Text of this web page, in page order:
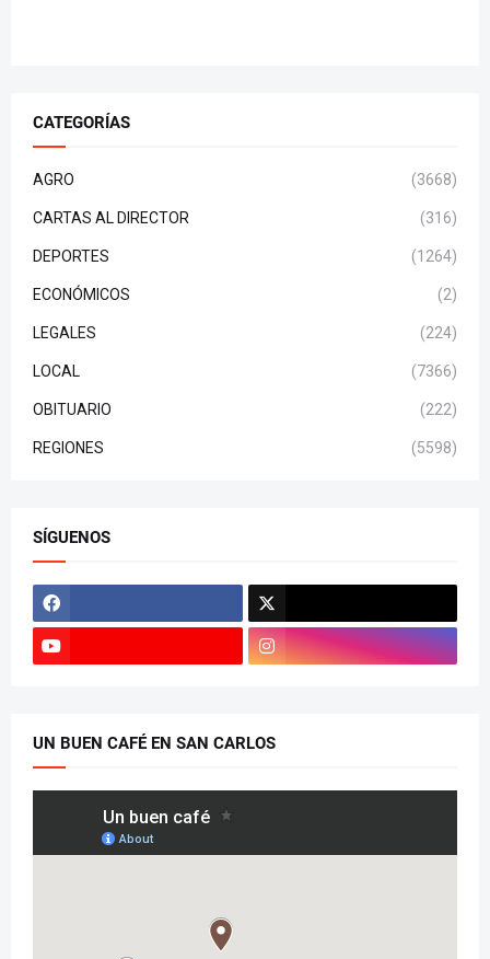
CATEGORÍAS
AGRO (3668)
CARTAS AL DIRECTOR (316)
DEPORTES (1264)
ECONÓMICOS (2)
LEGALES (224)
LOCAL (7366)
OBITUARIO (222)
REGIONES (5598)
SÍGUENOS
UN BUEN CAFÉ EN SAN CARLOS